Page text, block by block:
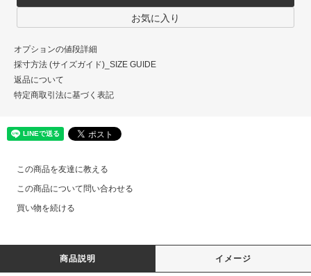
お気に入り
オプションの値段詳細
採寸方法 (サイズガイド)_SIZE GUIDE
返品について
特定商取引法に基づく表記
この商品を友達に教える
この商品について問い合わせる
買い物を続ける
商品説明 イメージ